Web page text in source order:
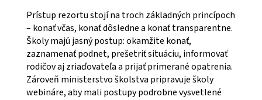
Prístup rezortu stojí na troch základných princípoch
– konať včas, konať dôsledne a konať transparentne.
Školy majú jasný postup: okamžite konať,
zaznamenať podnet, prešetriť situáciu, informovať
rodičov aj zriaďovateľa a prijať primerané opatrenia.
Zároveň ministerstvo školstva pripravuje školy
webináre, aby mali postupy podrobne vysvetlené